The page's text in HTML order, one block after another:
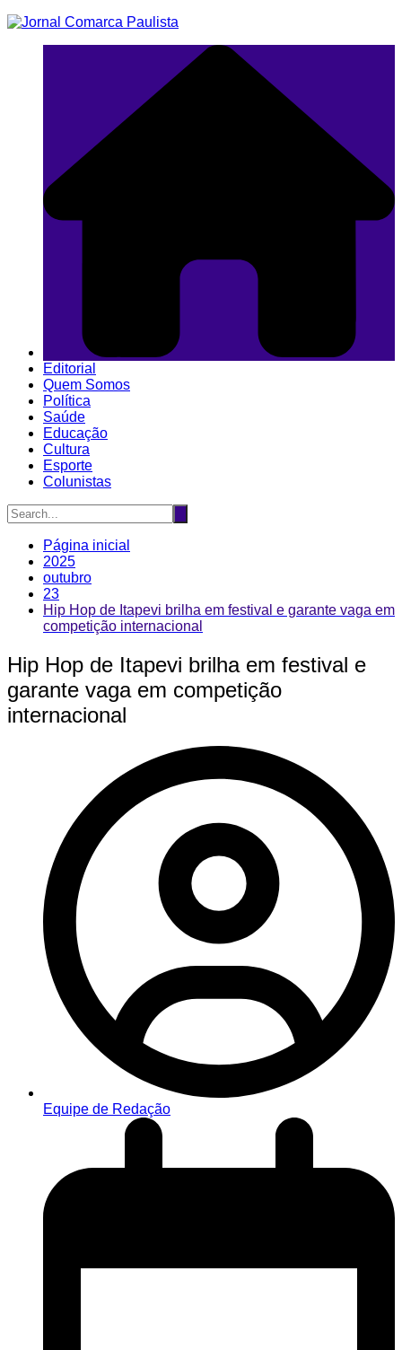
Ir
Editorial
Quem Somos
Política
Saúde
Educação
Cultura
Esporte
Colunistas
Página inicial
2025
outubro
23
Hip Hop de Itapevi brilha em festival e garante vaga em
competição internacional
Hip Hop de Itapevi brilha em festival e
garante vaga em competição
internacional
Equipe de Redação